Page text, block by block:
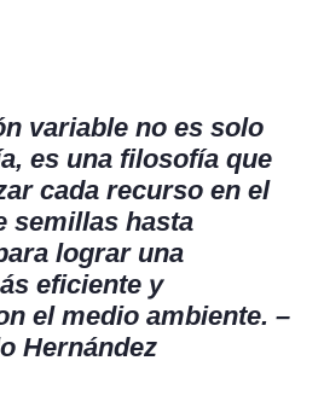
variable no es solo
es una filosofía que
cada recurso en el
semillas hasta
lograr una
eficiente y
el medio ambiente. –
Hernández